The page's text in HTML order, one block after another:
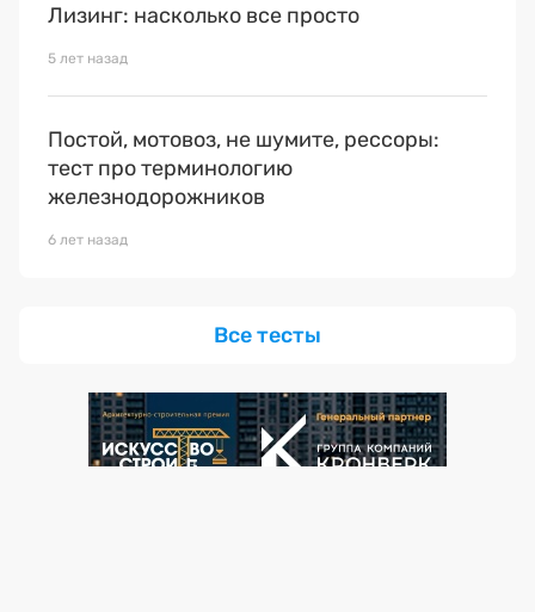
Лизинг: насколько все просто
5 лет назад
Постой, мотовоз, не шумите, рессоры:
тест про терминологию
железнодорожников
6 лет назад
Все тесты